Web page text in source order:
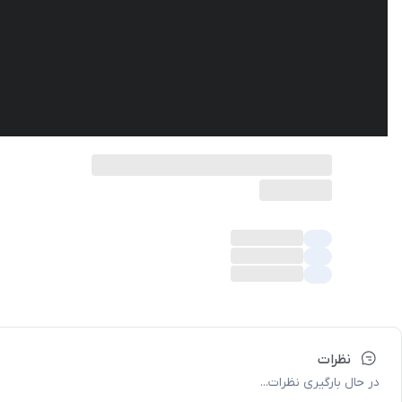
نظرات
در حال بارگیری نظرات...